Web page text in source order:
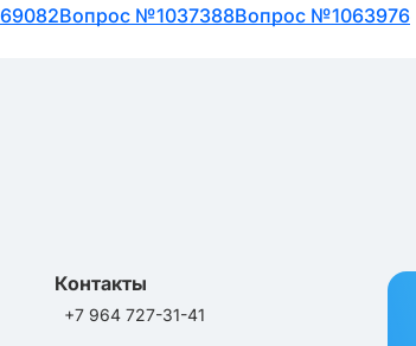
Вопрос №1037388Вопрос №1063976
Контакты
+7 964 727-31-41